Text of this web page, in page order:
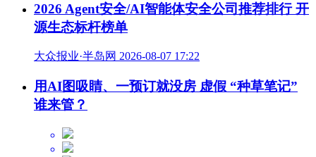
2026 Agent安全/AI智能体安全公司推荐排行 开
源生态标杆榜单
大众报业·半岛网 2026-08-07 17:22
用AI图吸睛、一预订就没房 虚假 “种草笔记”
谁来管？